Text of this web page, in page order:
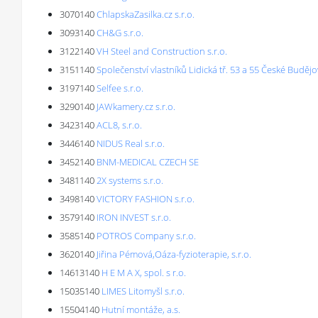
3070140ChlapskaZasilka.cz s.r.o.
3093140CH&G s.r.o.
3122140VH Steel and Construction s.r.o.
3151140Společenství vlastníků Lidická tř. 53 a 55 České
3197140Selfee s.r.o.
3290140 JAWkamery.cz s.r.o.
3423140ACL8, s.r.o.
3446140 NIDUS Real s.r.o.
3452140 BNM-MEDICAL CZECH SE
34811402X systems s.r.o.
3498140VICTORY FASHION s.r.o.
3579140 IRON INVEST s.r.o.
3585140 POTROS Company s.r.o.
3620140 Jiřina Pémová,Oáza-fyzioterapie, s.r.o.
14613140 H E M A X, spol. s r.o.
15035140 LIMES Litomyšl s.r.o.
15504140 Hutní montáže, a.s.